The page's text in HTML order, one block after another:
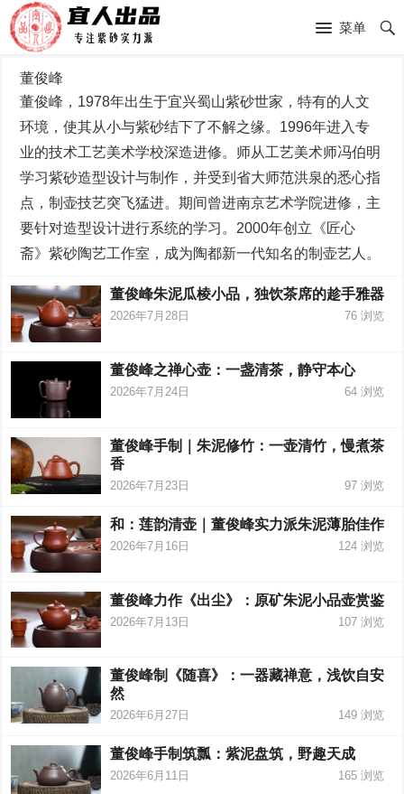
菜单
董俊峰
董俊峰，1978年出生于宜兴蜀山紫砂世家，特有的人文
环境，使其从小与紫砂结下了不解之缘。1996年进入专
业的技术工艺美术学校深造进修。师从工艺美术师冯伯明
学习紫砂造型设计与制作，并受到省大师范洪泉的悉心指
点，制壶技艺突飞猛进。期间曾进南京艺术学院进修，主
要针对造型设计进行系统的学习。2000年创立《匠心
斋》紫砂陶艺工作室，成为陶都新一代知名的制壶艺人。
董俊峰朱泥瓜棱小品，独饮茶席的趁手雅器
2026年7月28日 76浏览
董俊峰之禅心壶：一盏清茶，静守本心
2026年7月24日 64浏览
董俊峰手制｜朱泥修竹：一壶清竹，慢煮茶
香
2026年7月23日 97浏览
和：莲韵清壶｜董俊峰实力派朱泥薄胎佳作
2026年7月16日 124浏览
董俊峰力作《出尘》：原矿朱泥小品壶赏鉴
2026年7月13日 107浏览
董俊峰制《随喜》：一器藏禅意，浅饮自安
然
2026年6月27日 149浏览
董俊峰手制筑瓢：紫泥盘筑，野趣天成
2026年6月11日 165浏览